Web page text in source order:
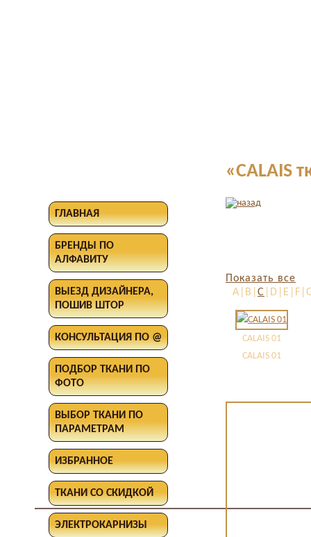
ГЛАВНАЯ
БРЕНДЫ ПО
АЛФАВИТУ
ВЫЕЗД ДИЗАЙНЕРА,
ПОШИВ ШТОР
КОНСУЛЬТАЦИЯ ПО @
ПОДБОР ТКАНИ ПО
ФОТО
ВЫБОР ТКАНИ ПО
ПАРАМЕТРАМ
ИЗБРАННОЕ
ТКАНИ СО СКИДКОЙ
ЭЛЕКТРОКАРНИЗЫ
«CALAIS
Показать все
A|B| C
CALAIS 01
CALAIS 01